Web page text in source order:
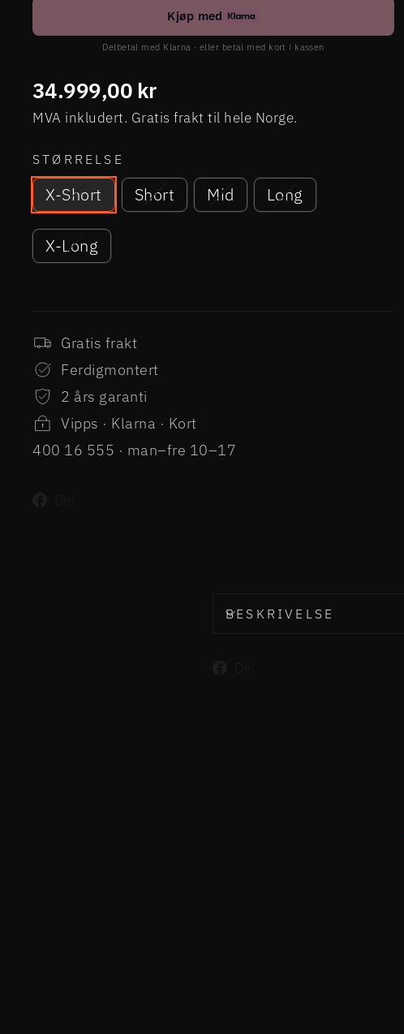
Kjøp med
Delbetal med Klarna · eller betal med kort i kassen
Ordinær
pris
34.999,00 kr
MVA inkludert. Gratis frakt til hele Norge.
STØRRELSE
X-Short Short Mid Long
X-Long
Gratis frakt
Ferdigmontert
2 års garanti
Vipps · Klarna · Kort
400 16 555 · man–fre 10–17
BESKRIVELSE